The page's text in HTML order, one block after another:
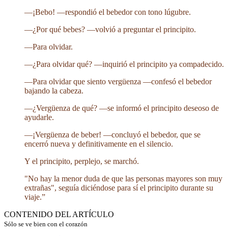
—¡Bebo! —respondió el bebedor con tono lúgubre.
—¿Por qué bebes? —volvió a preguntar el principito.
—Para olvidar.
—¿Para olvidar qué? —inquirió el principito ya compadecido.
—Para olvidar que siento vergüenza —confesó el bebedor
bajando la cabeza.
—¿Vergüenza de qué? —se informó el principito deseoso de
ayudarle.
—¡Vergüenza de beber! —concluyó el bebedor, que se
encerró nueva y definitivamente en el silencio.
Y el principito, perplejo, se marchó.
"No hay la menor duda de que las personas mayores son muy
extrañas", seguía diciéndose para sí el principito durante su
viaje.”
CONTENIDO DEL ARTÍCULO
Sólo se ve bien con el corazón